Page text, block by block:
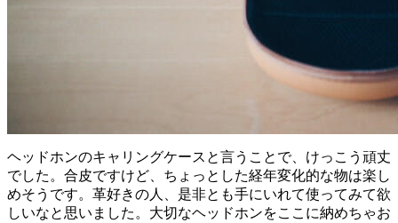
ヘッドホンのキャリングケースと言うことで、けっこう頑丈
でした。合皮ですけど、ちょっとした経年変化的な物は楽し
めそうです。革好きの人、是非とも手にいれて使ってみて欲
しいなと思いました。大切なヘッドホンをここに納めちゃお